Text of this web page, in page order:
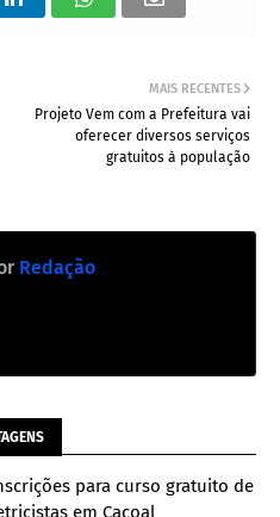
MAIS RECENTES
Projeto Vem com a Prefeitura vai
oferecer diversos serviços
gratuitos à população
Redação
para curso gratuito de
em Cacoal